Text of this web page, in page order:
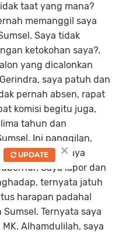
taat yang mana?
memanggil saya
Saya tidak
ketokohan saya?.
yang dicalonkan
saya patuh dan
pernah absen, rapat
komisi begitu juga,
tahun dan
Ini panggilan,
besar minta saya
Saya lapor dan
ternyata jatuh
harapan padahal
Ternyata saya
Alhamdulilah, saya
×
UPDATE